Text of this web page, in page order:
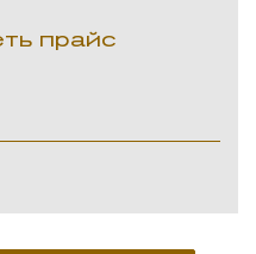
прайс